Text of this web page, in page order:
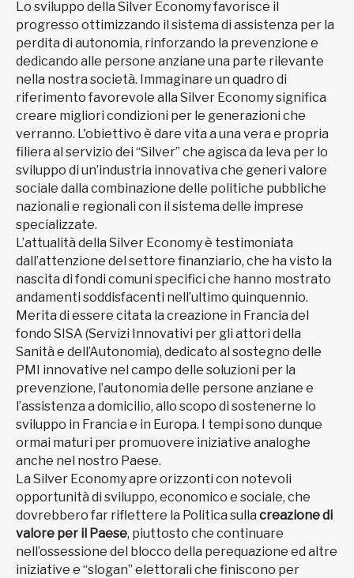
Lo sviluppo della Silver Economy favorisce il
progresso ottimizzando il sistema di assistenza per la
perdita di autonomia, rinforzando la prevenzione e
dedicando alle persone anziane una parte rilevante
nella nostra società. Immaginare un quadro di
riferimento favorevole alla Silver Economy significa
creare migliori condizioni per le generazioni che
verranno. L'obiettivo è dare vita a una vera e propria
filiera al servizio dei “Silver” che agisca da leva per lo
sviluppo di un’industria innovativa che generi valore
sociale dalla combinazione delle politiche pubbliche
nazionali e regionali con il sistema delle imprese
specializzate.
L’attualità della Silver Economy è testimoniata
dall’attenzione del settore finanziario, che ha visto la
nascita di fondi comuni specifici che hanno mostrato
andamenti soddisfacenti nell’ultimo quinquennio.
Merita di essere citata la creazione in Francia del
fondo SISA (Servizi Innovativi per gli attori della
Sanità e dell’Autonomia), dedicato al sostegno delle
PMI innovative nel campo delle soluzioni per la
prevenzione, l’autonomia delle persone anziane e
l’assistenza a domicilio, allo scopo di sostenerne lo
sviluppo in Francia e in Europa. I tempi sono dunque
ormai maturi per promuovere iniziative analoghe
anche nel nostro Paese.
La Silver Economy apre orizzonti con notevoli
opportunità di sviluppo, economico e sociale, che
dovrebbero far riflettere la Politica sulla creazione di
valore per il Paese, piuttosto che continuare
nell’ossessione del blocco della perequazione ed altre
iniziative e “slogan” elettorali che finiscono per